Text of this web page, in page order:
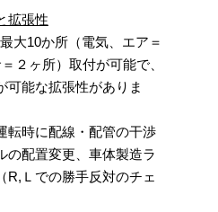
拡張性
大10か所（電気、エア＝
２ヶ所）取付が可能で、
可能な拡張性がありま
転時に配線・配管の干渉
の配置変更、車体製造ラ
R,Ｌでの勝手反対のチェ